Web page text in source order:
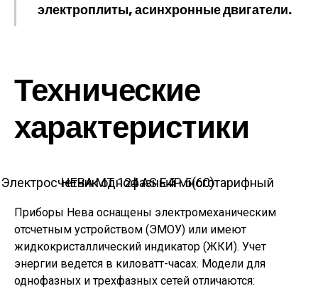
электроплиты, асинхронные двигатели.
Технические
характеристики
Электросчетчик однофазный многотарифный НЕВА МТ 124 AS E4P 5(60)
Приборы Нева оснащены электромеханическим
отсчетным устройством (ЭМОУ) или имеют
жидкокристаллический индикатор (ЖКИ). Учет
энергии ведется в киловатт-часах. Модели для
однофазных и трехфазных сетей отличаются: